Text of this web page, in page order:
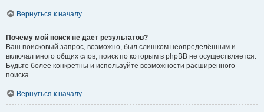
Вернуться к началу
Почему мой поиск не даёт результатов?
Ваш поисковый запрос, возможно, был слишком неопределённым и
включал много общих слов, поиск по которым в phpBB не осуществляется.
Будьте более конкретны и используйте возможности расширенного
поиска.
Вернуться к началу